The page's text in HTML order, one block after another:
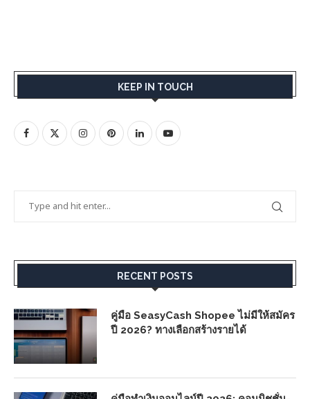
KEEP IN TOUCH
RECENT POSTS
คู่มือ SeasyCash Shopee ไม่มีให้สมัคร
ปี 2026? ทางเลือกสร้างรายได้